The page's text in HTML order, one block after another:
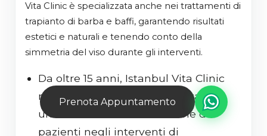
Prenota Appuntamento
Vita Clinic è specializzata anche nei trattamenti di
trapianto di barba e baffi, garantendo risultati
estetici e naturali e tenendo conto della
simmetria del viso durante gli interventi.
Da oltre 15 anni, Istanbul Vita Clinic
mantiene standard medici stabili e
un alto tasso di soddisfazione dei
pazienti negli interventi di